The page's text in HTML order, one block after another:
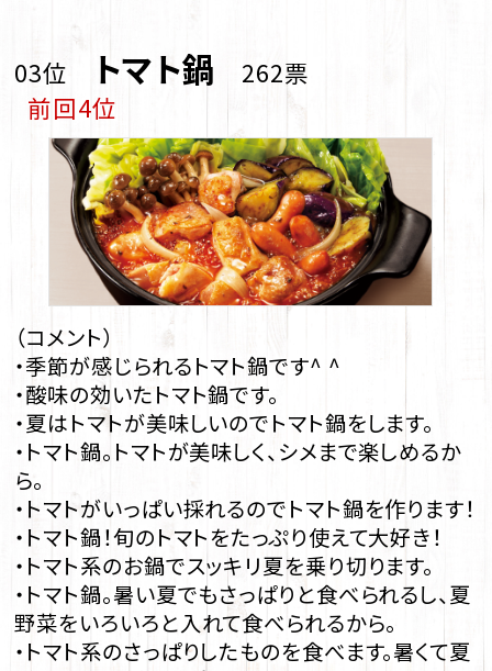
03位 トマト鍋 262票
前回4位
（コメント）
・季節が感じられるトマト鍋です^ ^
・酸味の効いたトマト鍋です。
・夏はトマトが美味しいのでトマト鍋をします。
・トマト鍋。トマトが美味しく、シメまで楽しめるか
ら。
・トマトがいっぱい採れるのでトマト鍋を作ります！
・トマト鍋！旬のトマトをたっぷり使えて大好き！
・トマト系のお鍋でスッキリ夏を乗り切ります。
・トマト鍋。暑い夏でもさっぱりと食べられるし、夏
野菜をいろいろと入れて食べられるから。
・トマト系のさっぱりしたものを食べます。暑くて夏